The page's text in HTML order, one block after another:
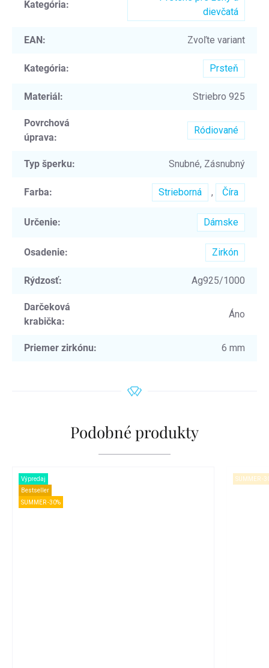
Kategória:
dievčatá
EAN: Zvoľte variant
Kategória: Prsteň
Materiál: Striebro 925
Povrchová
úprava:
Ródiované
Typ šperku: Snubné, Zásnubný
Farba: Strieborná , Číra
Určenie: Dámske
Osadenie: Zirkón
Rýdzosť: Ag925/1000
Darčeková
krabička:
Áno
Priemer zirkónu: 6 mm
Podobné produkty
Výpredaj
Bestseller
SUMMER -30%
SUMMER -